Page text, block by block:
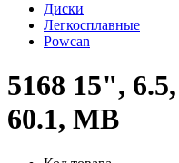
Диски
Легкосплавные
Powcan
5168 15",
60.1, MB